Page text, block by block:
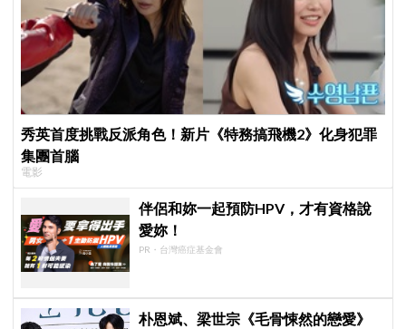
秀英首度挑戰反派角色！新片《特務搞飛機2》化身犯罪
集團首腦
電影
伴侶和妳一起預防HPV，才有資格說
愛妳！
PR・台灣癌症基金會
朴恩斌、梁世宗《毛骨悚然的戀愛》